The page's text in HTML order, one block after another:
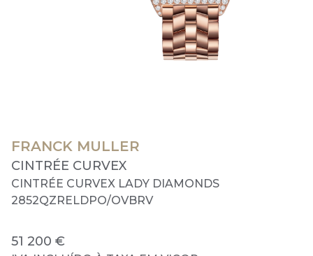
FRANCK MULLER
CINTRÉE CURVEX
CINTRÉE CURVEX LADY DIAMONDS
2852QZRELDPO/OVBRV
51 200 €